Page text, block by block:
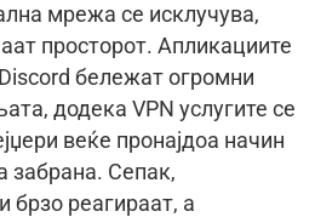
мрежа се исклучува,
просторот. Апликациите
бележат огромни
додека VPN услугите се
веќе пронајдоа начин
забрана. Сепак,
брзо реагираат, а